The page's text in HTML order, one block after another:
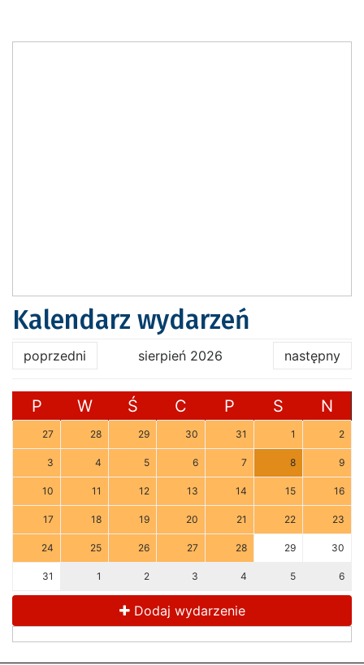
Kalendarz wydarzeń
poprzedni sierpień 2026 następny
P W Ś C P S N
27 28 29 30 31 1 2
3 4 5 6 7 8 9
10 11 12 13 14 15 16
17 18 19 20 21 22 23
24 25 26 27 28 29 30
31 1 2 3 4 5 6
Dodaj wydarzenie